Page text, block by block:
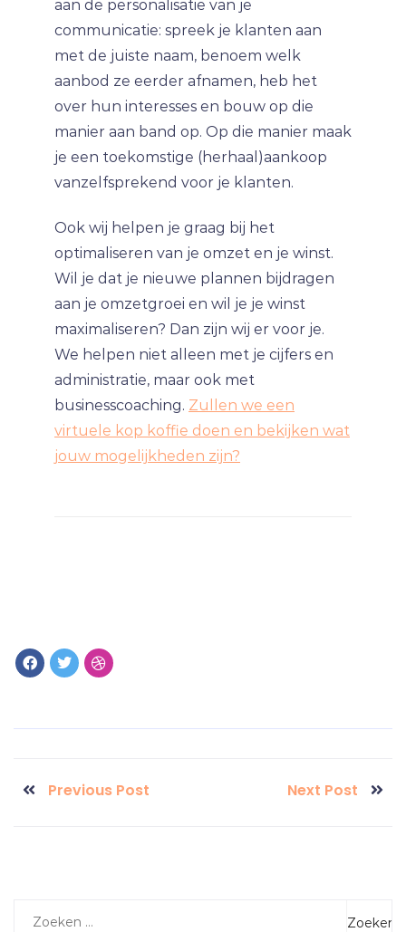
aan de personalisatie van je
communicatie: spreek je klanten aan
met de juiste naam, benoem welk
aanbod ze eerder afnamen, heb het
over hun interesses en bouw op die
manier aan band op. Op die manier maak
je een toekomstige (herhaal)aankoop
vanzelfsprekend voor je klanten.
Ook wij helpen je graag bij het
optimaliseren van je omzet en je winst.
Wil je dat je nieuwe plannen bijdragen
aan je omzetgroei en wil je je winst
maximaliseren? Dan zijn wij er voor je.
We helpen niet alleen met je cijfers en
administratie, maar ook met
businesscoaching. Zullen we een
virtuele kop koffie doen en bekijken wat
jouw mogelijkheden zijn?
Previous Post Next Post